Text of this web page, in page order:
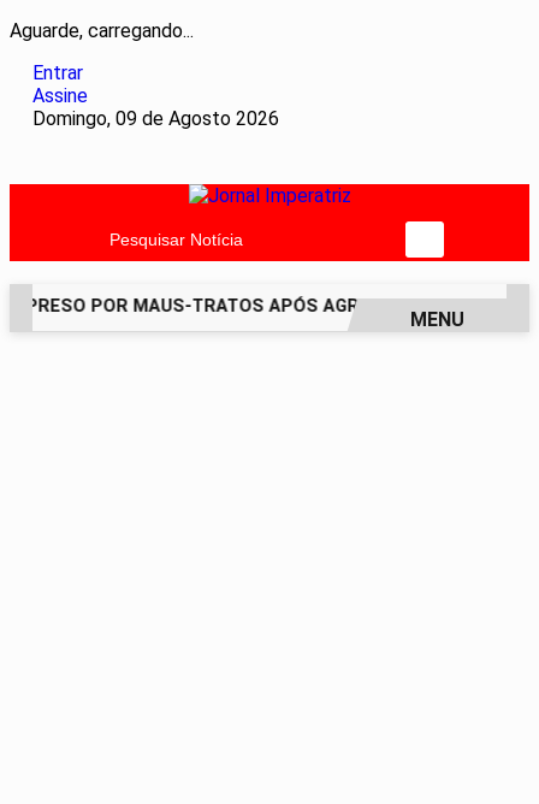
Aguarde, carregando...
Entrar
Assine
Domingo, 09 de Agosto 2026
Pesquisar Notícia
PRESO POR MAUS-TRATOS APÓS AGREDIR GRAVEMENTE
MENU